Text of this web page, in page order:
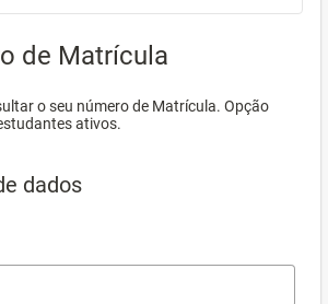
de Matrícula
o seu número de Matrícula. Opção
ativos.
dados